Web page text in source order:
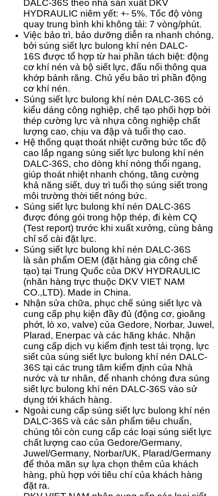
DALC-36S theo nhà sản xuất DKV
HYDRAULIC niêm yết: +- 5%. Tốc độ vòng
quay trung bình khi không tải: 7 vòng/phút.
Việc bảo trì, bảo dưỡng diễn ra nhanh chóng,
bởi súng siết lực bulong khí nén DALC-
16S được tổ hợp từ hai phần tách biệt: động
cơ khí nén và bộ siết lực, đấu nối thông qua
khớp bánh răng. Chủ yếu bảo trì phần động
cơ khí nén.
Súng siết lực bulong khí nén DALC-36S có
kiểu dáng công nghiệp, chế tạo phối hợp bởi
thép cường lực và nhựa công nghiệp chất
lượng cao, chịu va đập và tuổi thọ cao.
Hệ thống quạt thoát nhiệt cưỡng bức tốc độ
cao lắp ngang súng siết lực bulong khí nén
DALC-36S, cho dòng khí nóng thổi ngang,
giúp thoát nhiệt nhanh chóng, tăng cường
khả năng siết, duy trì tuổi thọ súng siết trong
môi trường thời tiết nóng bức.
Súng siết lực bulong khí nén DALC-36S
được đóng gói trong hộp thép, đi kèm CQ
(Test report) trước khi xuất xưởng, cùng bảng
chỉ số cài đặt lực.
Súng siết lực bulong khí nén DALC-36S
là sản phẩm OEM (đặt hàng gia công chế
tạo) tại Trung Quốc của DKV HYDRAULIC
(nhãn hàng trực thuộc DKV VIET NAM
CO.,LTD). Made in China.
Nhận sửa chữa, phục chế súng siết lực và
cung cấp phụ kiện đầy đủ (động cơ, gioăng
phớt, lò xo, valve) của Gedore, Norbar, Juwel,
Plarad, Enerpac và các hãng khác. Nhận
cung cấp dịch vụ kiểm định test tải trọng, lực
siết của súng siết lực bulong khí nén DALC-
36S tại các trung tâm kiểm định của Nhà
nước và tư nhân, để nhanh chóng đưa súng
siết lực bulong khí nén DALC-36S vào sử
dụng tới khách hàng.
Ngoài cung cấp súng siết lực bulong khí nén
DALC-36S và các sản phẩm tiêu chuẩn,
chúng tôi còn cung cấp các loại súng siết lực
chất lượng cao của Gedore/Germany,
Juwel/Germany, Norbar/UK, Plarad/Germany
để thỏa mãn sự lựa chọn thêm của khách
hàng, phù hợp với tiêu chí của khách hàng
đặt ra.